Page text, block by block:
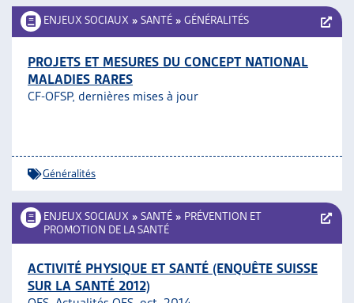
ENJEUX SOCIAUX » SANTÉ » GÉNÉRALITÉS
PROJETS ET MESURES DU CONCEPT NATIONAL
MALADIES RARES
CF-OFSP, dernières mises à jour
Généralités
ENJEUX SOCIAUX » SANTÉ » PRÉVENTION ET
PROMOTION DE LA SANTÉ
ACTIVITÉ PHYSIQUE ET SANTÉ (ENQUÊTE SUISSE
SUR LA SANTÉ 2012)